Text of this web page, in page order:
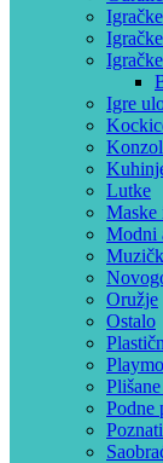
Igre
Lutke
Maske
Modni
Oružje
Ostalo
Podne